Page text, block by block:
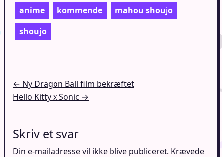
anime kommende
mahou shoujo
shoujo
Indlægsnavigation
← Ny Dragon Ball film bekræftet
Hello Kitty x Sonic →
Skriv et svar
Din e-mailadresse vil ikke blive publiceret. Krævede